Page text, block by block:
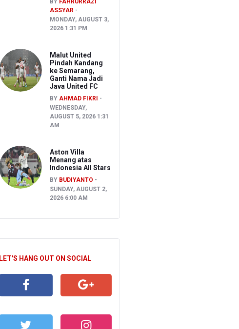
ASSYAR
MONDAY, AUGUST 3,
2026 1:31 PM
Malut United
Pindah Kandang
ke Semarang,
Ganti Nama Jadi
Java United FC
BY AHMAD FIKRI
WEDNESDAY,
AUGUST 5, 2026 1:31
AM
Aston Villa
Menang atas
Indonesia All Stars
BY BUDIYANTO
SUNDAY, AUGUST 2,
2026 6:00 AM
LET'S HANG OUT ON SOCIAL